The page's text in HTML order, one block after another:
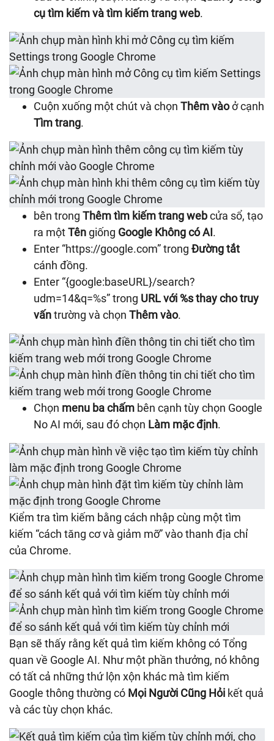
cụ tìm kiếm và tìm kiếm trang web.
Cuộn xuống một chút và chọn Thêm vàoở cạnh
Tìm trang.
bên trong Thêm tìm kiếm trang webcửa sổ, tạo
ra mộtTêngiống Google Không có AI.
Enter “https://google.com” trong Đường tắt
cánh đồng.
Enter “{google:baseURL}/search?
udm=14&q=%s” trong URL với %s thay cho truy
vấntrường và chọn Thêm vào.
Chọn menu ba chấm bên cạnh tùy chọn Google
No AI mới, sau đó chọn Làm mặc định.
Kiểm tra tìm kiếm bằng cách nhập cùng một tìm
kiếm “cách tăng cơ và giảm mỡ” vào thanh địa chỉ
của Chrome.
Bạn sẽ thấy rằng kết quả tìm kiếm không có Tổng
quan về Google AI. Như một phần thưởng, nó không
có tất cả những thứ lộn xộn khác mà tìm kiếm
Google thông thường có Mọi Người Cũng Hỏi kết quả
và các tùy chọn khác.